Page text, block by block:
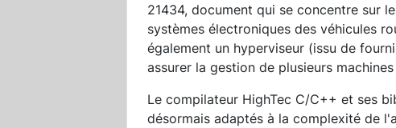
21434, document qui se concentre sur
systèmes électroniques des véhicules
également un hyperviseur (issu de
assurer la gestion de plusieurs
Le compilateur HighTec C/C++ et ses
désormais adaptés à la complexité de